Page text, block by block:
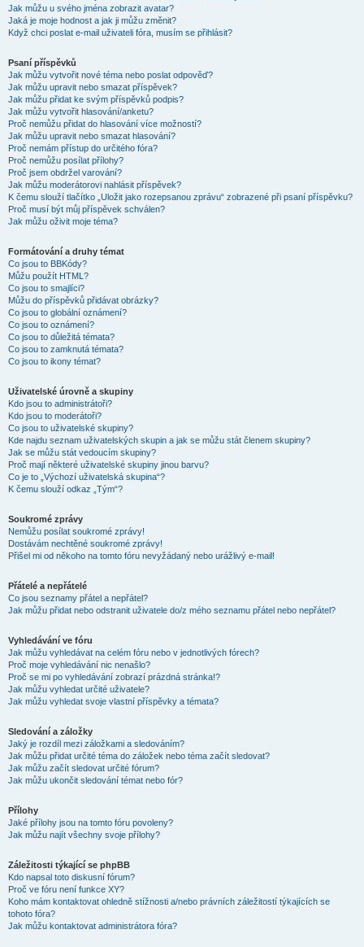
Jak můžu u svého jména zobrazit avatar?
Jaká je moje hodnost a jak ji můžu změnit?
Když chci poslat e-mail uživateli fóra, musím se přihlásit?
Psaní příspěvků
Jak můžu vytvořit nové téma nebo poslat odpověď?
Jak můžu upravit nebo smazat příspěvek?
Jak můžu přidat ke svým příspěvků podpis?
Jak můžu vytvořit hlasování/anketu?
Proč nemůžu přidat do hlasování více možností?
Jak můžu upravit nebo smazat hlasování?
Proč nemám přístup do určitého fóra?
Proč nemůžu posílat přílohy?
Proč jsem obdržel varování?
Jak můžu moderátorovi nahlásit příspěvek?
K čemu slouží tlačítko „Uložit jako rozepsanou zprávu“ zobrazené při psaní příspěvku?
Proč musí být můj příspěvek schválen?
Jak můžu oživit moje téma?
Formátování a druhy témat
Co jsou to BBKódy?
Můžu použít HTML?
Co jsou to smajlíci?
Můžu do příspěvků přidávat obrázky?
Co jsou to globální oznámení?
Co jsou to oznámení?
Co jsou to důležitá témata?
Co jsou to zamknutá témata?
Co jsou to ikony témat?
Uživatelské úrovně a skupiny
Kdo jsou to administrátoři?
Kdo jsou to moderátoři?
Co jsou to uživatelské skupiny?
Kde najdu seznam uživatelských skupin a jak se můžu stát členem skupiny?
Jak se můžu stát vedoucím skupiny?
Proč mají některé uživatelské skupiny jinou barvu?
Co je to „Výchozí uživatelská skupina“?
K čemu slouží odkaz „Tým“?
Soukromé zprávy
Nemůžu posílat soukromé zprávy!
Dostávám nechtěné soukromé zprávy!
Přišel mi od někoho na tomto fóru nevyžádaný nebo urážlivý e-mail!
Přátelé a nepřátelé
Co jsou seznamy přátel a nepřátel?
Jak můžu přidat nebo odstranit uživatele do/z mého seznamu přátel nebo nepřátel?
Vyhledávání ve fóru
Jak můžu vyhledávat na celém fóru nebo v jednotlivých fórech?
Proč moje vyhledávání nic nenašlo?
Proč se mi po vyhledávání zobrazí prázdná stránka!?
Jak můžu vyhledat určité uživatele?
Jak můžu vyhledat svoje vlastní příspěvky a témata?
Sledování a záložky
Jaký je rozdíl mezi záložkami a sledováním?
Jak můžu přidat určité téma do záložek nebo téma začít sledovat?
Jak můžu začít sledovat určité fórum?
Jak můžu ukončit sledování témat nebo fór?
Přílohy
Jaké přílohy jsou na tomto fóru povoleny?
Jak můžu najít všechny svoje přílohy?
Záležitosti týkající se phpBB
Kdo napsal toto diskusní fórum?
Proč ve fóru není funkce XY?
Koho mám kontaktovat ohledně stížnosti a/nebo právních záležitostí týkajících se
tohoto fóra?
Jak můžu kontaktovat administrátora fóra?